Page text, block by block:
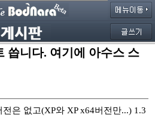
씁니다. 여기에 아수스 스
은 없고(XP와 XP x64버전만...) 1.3